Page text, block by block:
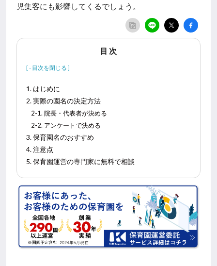
児集客にも影響してくるでしょう。
目 次
1. はじめに
2. 実際の園名の決定方法
2-1. 院長・代表者が決める
2-2. アンケートで決める
3. 保育園名のおすすめ
4. 注意点
5. 保育園運営の専門家に無料で相談